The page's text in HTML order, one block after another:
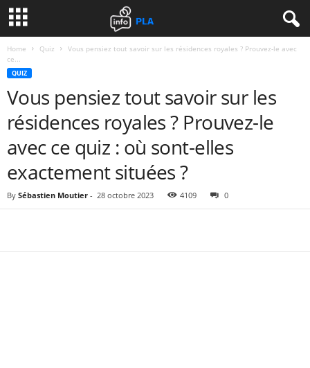
Home Quiz
Vous pensiez tout savoir sur les résidences royales ? Prouvez-le avec
ce...
QUIZ
Vous pensiez tout savoir sur les
résidences royales ? Prouvez-le
avec ce quiz : où sont-elles
exactement situées ?
By Sébastien Moutier - 28 octobre 2023 4109 0